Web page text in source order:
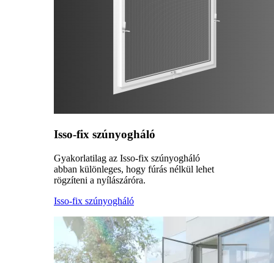
Isso-fix szúnyogháló
Gyakorlatilag az Isso-fix szúnyogháló
abban különleges, hogy fúrás nélkül lehet
rögzíteni a nyílászáróra.
Isso-fix szúnyogháló